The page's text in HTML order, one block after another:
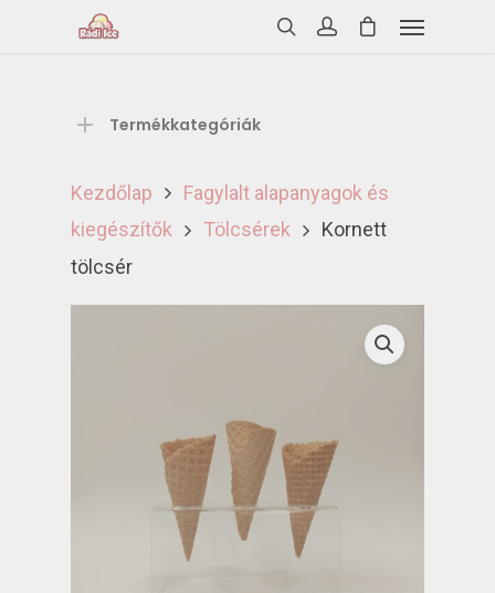
Termékkategóriák
Kezdőlap
Fagylalt alapanyagok és
kiegészítők
Tölcsérek
Kornett
tölcsér